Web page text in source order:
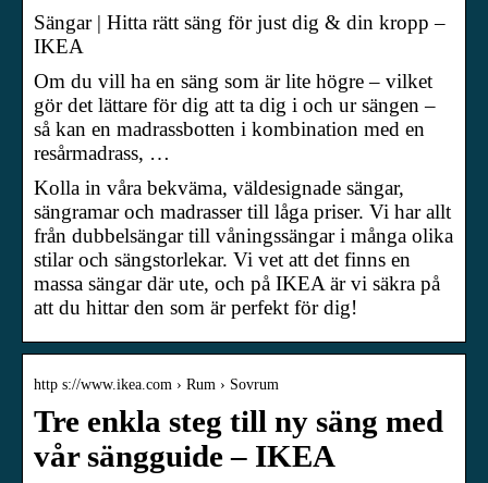
Sängar | Hitta rätt säng för just dig & din kropp –
IKEA
Om du vill ha en säng som är lite högre – vilket
gör det lättare för dig att ta dig i och ur sängen –
så kan en madrassbotten i kombination med en
resårmadrass, …
Kolla in våra bekväma, väldesignade sängar,
sängramar och madrasser till låga priser. Vi har allt
från dubbelsängar till våningssängar i många olika
stilar och sängstorlekar. Vi vet att det finns en
massa sängar där ute, och på IKEA är vi säkra på
att du hittar den som är perfekt för dig!
http s://www.ikea.com › Rum › Sovrum
Tre enkla steg till ny säng med
vår sängguide – IKEA